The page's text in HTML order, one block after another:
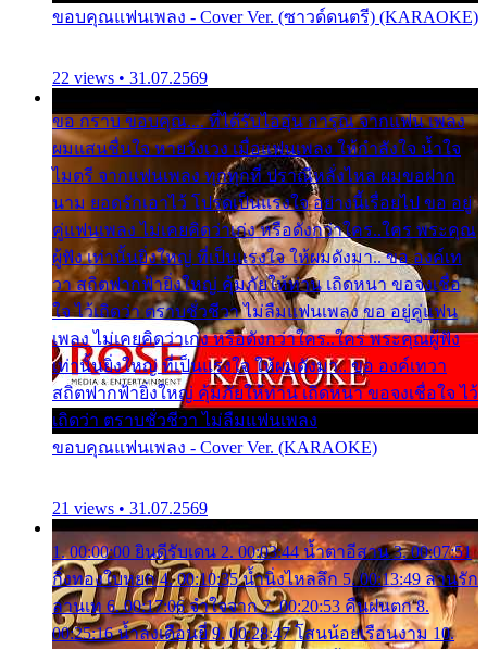
ขอบคุณแฟนเพลง - Cover Ver. (ซาวด์ดนตรี) (KARAOKE)
22 views • 31.07.2569
ขอ กราบ ขอบคุณ.... ที่ได้รับไออุ่น การุณ จากแฟน เพลง
ผมแสนชื่นใจ หายวังเวง เมื่อแฟนเพลง ให้กำลังใจ น้ำใจ
ไมตรี จากแฟนเพลง ทุกทุกที่ ปราณีหลั่งไหล ผมขอฝาก
นาม ยอดรักเอาไว้ โปรดเป็นแรงใจ อย่างนี้เรื่อยไป ขอ อยู่
คู่แฟนเพลง ไม่เคยคิดว่าเก่ง หรือดังกว่าใคร..ใคร พระคุณ
ผู้ฟัง เท่านั้นยิ่งใหญ่ ที่เป็นแรงใจ ให้ผมดังมา.. ขอ องค์เท
วา สถิตฟากฟ้ายิ่งใหญ่ คุ้มภัยให้ท่าน เถิดหนา ขอจงเชื่อ
ใจ ไว้เถิดว่า ตราบชั่วชีวา ไม่ลืมแฟนเพลง ขอ อยู่คู่แฟน
เพลง ไม่เคยคิดว่าเก่ง หรือดังกว่าใคร..ใคร พระคุณผู้ฟัง
เท่านั้นยิ่งใหญ่ ที่เป็นแรงใจ ให้ผมดังมา.. ขอ องค์เทวา
สถิตฟากฟ้ายิ่งใหญ่ คุ้มภัยให้ท่าน เถิดหนา ขอจงเชื่อใจ ไว้
เถิดว่า ตราบชั่วชีวา ไม่ลืมแฟนเพลง
ขอบคุณแฟนเพลง - Cover Ver. (KARAOKE)
21 views • 31.07.2569
1. 00:00:00 ยินดีรับเดน 2. 00:03:44 น้ำตาอีสาน 3. 00:07:51
กิ่งทองใบหยก 4. 00:10:35 น้ำนิ่งไหลลึก 5. 00:13:49 ลานรัก
ลานเท 6. 00:17:06 จำใจจาก 7. 00:20:53 คืนฝนตก 8.
00:25:16 น้ำลงเดือนยี่ 9. 00:28:47 โสนน้อยเรือนงาม 10.